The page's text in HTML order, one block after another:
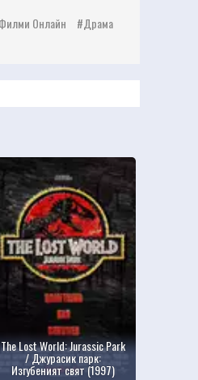
Филми Онлайн
Драма
The Lost World: Jurassic Park
/ Джурасик парк:
Изгубеният свят (1997)